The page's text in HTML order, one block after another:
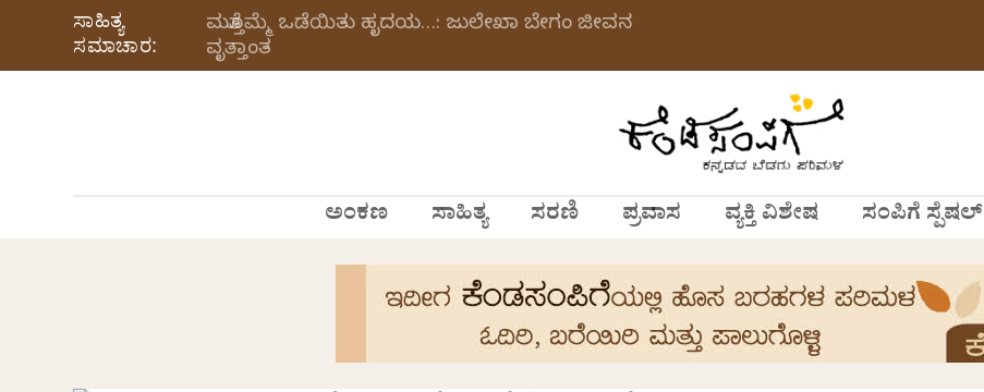
ಸಾಹಿತ್ಯ
ಸಮಾಚಾರ:
ಮತ್ತೊಮ್ಮೆ ಒಡೆಯಿತು ಹೃದಯ…: ಜುಲೇಖಾ ಬೇಗಂ ಜೀವನ
ವೃತ್ತಾಂತ
ಅಂಕಣ ಸಾಹಿತ್ಯ ಸರಣಿ ಪ್ರವಾಸ ವ್ಯಕ್ತಿ ವಿಶೇಷ ಸಂಪಿಗೆ ಸ್ಪೆಷಲ್